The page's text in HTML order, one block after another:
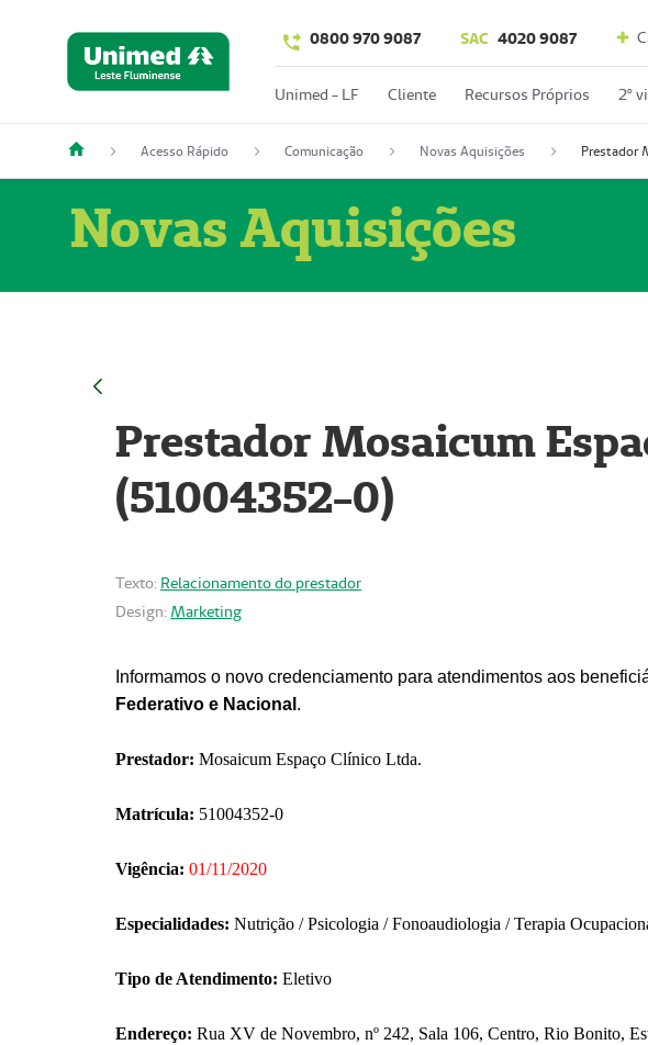
0800 970 9087 SAC 4020 9087
Unimed - LF Cliente Recursos Próprios 2º
Acesso Rápido Comunicação Novas Aquisições
Novas Aquisições
Prestador Mosaicum
(51004352-0)
Texto: Relacionamento do prestador
Design: Marketing
Informamos o novo credenciamento para atendimentos aos
Federativo e Nacional .
Prestador: Mosaicum Espaço Clínico Ltda.
Matrícula: 51004352-0
Vigência: 01/11/2020
Especialidades: Nutrição / Psicologia / Fonoaudiologia / Terapia
Tipo de Atendimento: Eletivo
Endereço: Rua XV de Novembro, nº 242, Sala 106, Centro, Rio Bonito,